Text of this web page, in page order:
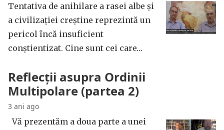
Tentativa de anihilare a rasei albe și
a civilizației creștine reprezintă un
pericol încă insuficient
conștientizat. Cine sunt cei care…
Reflecții asupra Ordinii
Multipolare (partea 2)
3 ani ago
Vă prezentăm a doua parte a unei